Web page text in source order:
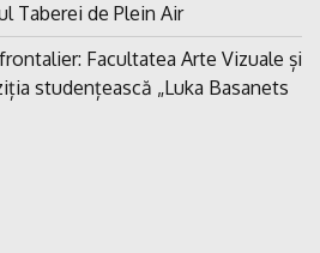
Taberei de Plein Air
Facultatea Arte Vizuale și
studențească „Luka Basanets